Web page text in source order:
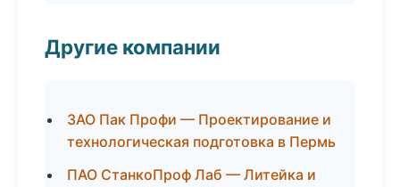
Другие компании
ЗАО Пак Профи — Проектирование и
технологическая подготовка в Пермь
ПАО СтанкоПроф Лаб — Литейка и